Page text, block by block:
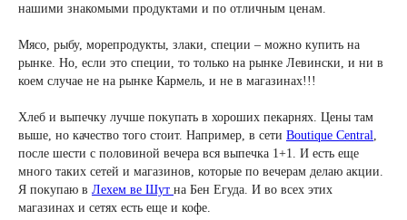
нашими знакомыми продуктами и по отличным ценам.
Мясо, рыбу, морепродукты, злаки, специи – можно купить на
рынке. Но, если это специи, то только на рынке Левински, и ни в
коем случае не на рынке Кармель, и не в магазинах!!!
Хлеб и выпечку лучше покупать в хороших пекарнях. Цены там
выше, но качество того стоит. Например, в сети Boutique Central
после шести с половиной вечера вся выпечка 1+1. И есть еще
много таких сетей и магазинов, которые по вечерам делаю акции.
Я покупаю в Лехем ве Шут на Бен Егуда. И во всех этих
магазинах и сетях есть еще и кофе.